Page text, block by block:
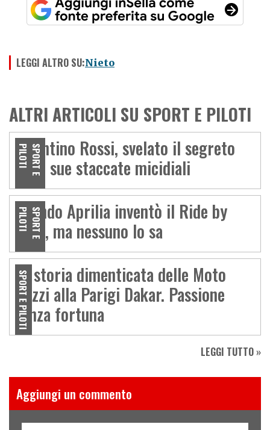
LEGGI ALTRO SU:Nieto
ALTRI ARTICOLI SU SPORT E PILOTI
S
P
O
R
T
E
P
I
L
O
T
I
Valentino Rossi, svelato il segreto
delle sue staccate micidiali
S
P
O
R
T
E
P
I
L
O
T
I
Quando Aprilia inventò il Ride by
Wire, ma nessuno lo sa
SPORT E PILOTI
La storia dimenticata delle Moto
Guzzi alla Parigi Dakar. Passione
senza fortuna
LEGGI TUTTO »
Aggiungi un commento